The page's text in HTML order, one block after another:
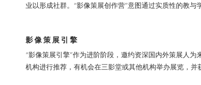
业以形成社群。 “影像策展创作营”意图通过实质性的教
影像策展引擎
“影像策展引擎”作为进阶阶段 ， 邀约资深国内外策展人为
机构进行推荐，有机会在三影堂或其他机构举办展览 ，